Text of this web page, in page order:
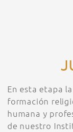
En esta etapa
formación
humana y
de nuestro